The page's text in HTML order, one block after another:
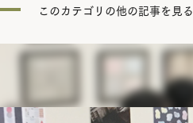
このカテゴリの他の記事を見る